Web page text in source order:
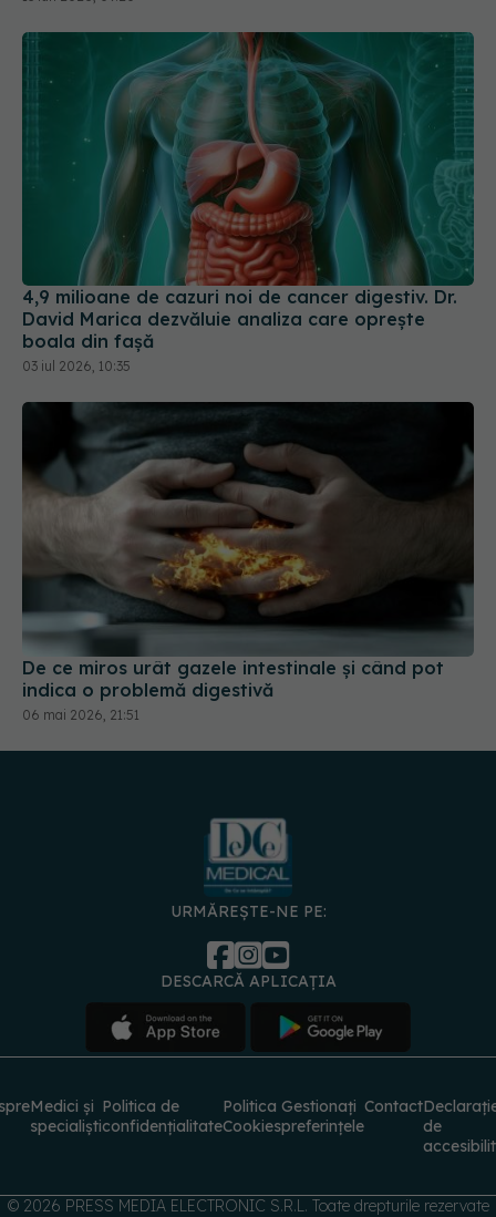
4,9 milioane de cazuri noi de cancer digestiv. Dr.
David Marica dezvăluie analiza care oprește
boala din fașă
03 iul 2026, 10:35
De ce miros urât gazele intestinale și când pot
indica o problemă digestivă
06 mai 2026, 21:51
URMĂREȘTE-NE PE:
DESCARCĂ APLICAȚIA
Medici și
specialiști
Politica de
confidențialitate
Politica
Cookies
Gestionați
preferințele
Contact
de
© 2026 PRESS MEDIA ELECTRONIC S.R.L. Toate drepturile rezervate